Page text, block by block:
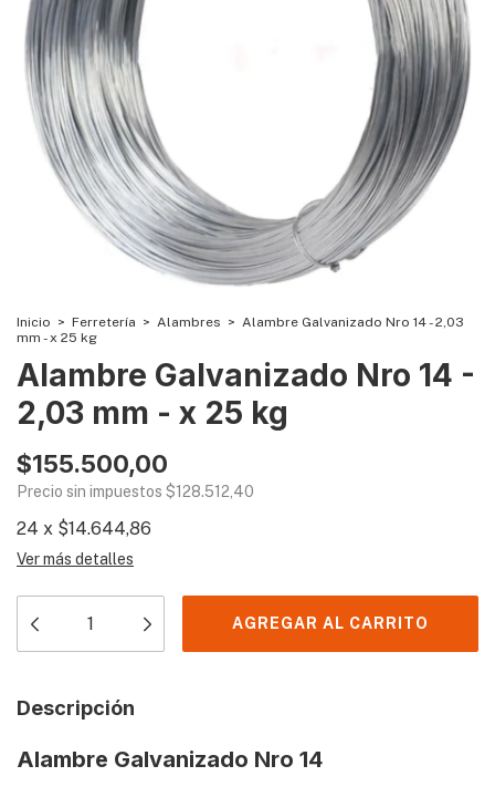
Inicio > Ferretería > Alambres > Alambre Galvanizado Nro 14 - 2,03
mm - x 25 kg
Alambre Galvanizado Nro 14 -
2,03 mm - x 25 kg
$155.500,00
Precio sin impuestos $128.512,40
24 x $14.644,86
Ver más detalles
Descripción
Alambre Galvanizado Nro 14